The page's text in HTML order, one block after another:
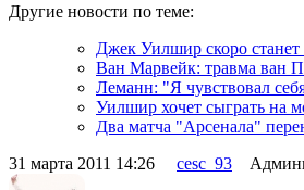
Другие новости по теме:
Джек Уилшир скоро станет
Ван Марвейк: травма ван
Леманн: "Я чувствовал
Уилшир хочет сыграть на
Два матча "Арсенала"
31 марта 2011 14:26 cesc_93